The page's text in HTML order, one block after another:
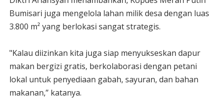
Bumisari juga mengelola lahan milik desa dengan luas
3.800 m² yang berlokasi sangat strategis.
"Kalau diizinkan kita juga siap menyukseskan dapur
makan bergizi gratis, berkolaborasi dengan petani
lokal untuk penyediaan gabah, sayuran, dan bahan
makanan,” katanya.